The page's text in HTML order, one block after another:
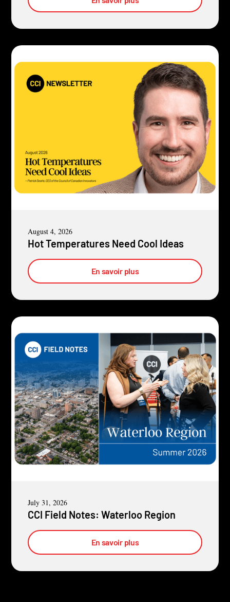
August 4, 2026
Hot Temperatures Need Cool Ideas
En savoir plus
July 31, 2026
CCI Field Notes: Waterloo Region
En savoir plus